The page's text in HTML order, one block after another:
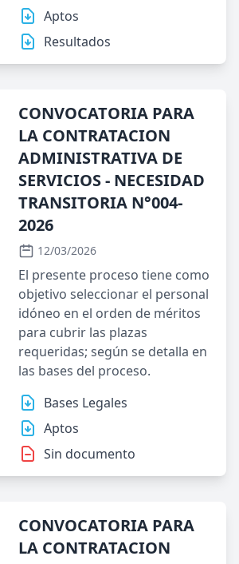
Aptos
Resultados
CONVOCATORIA PARA
LA CONTRATACION
ADMINISTRATIVA DE
SERVICIOS - NECESIDAD
TRANSITORIA N°004-
2026
12/03/2026
El presente proceso tiene como
objetivo seleccionar el personal
idóneo en el orden de méritos
para cubrir las plazas
requeridas; según se detalla en
las bases del proceso.
Bases Legales
Aptos
Sin documento
CONVOCATORIA PARA
LA CONTRATACION